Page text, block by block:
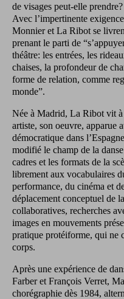
de visages peut-elle
Avec l’impertinente
Monnier et La Ribot se
prenant le parti de
théâtre: les entrées, les
chaises, la profondeur de
forme de relation, comme
monde”.
Née à Madrid, La Ribot vit à
artiste, son oeuvre, apparue
démocratique dans
modifié le champ de la
cadres et les formats de la
librement aux vocabulaires
performance, du cinéma et
déplacement conceptuel de
collaboratives, recherches
images en mouvements
pratique protéiforme, qui ne
corps.
Après une expérience de
Farber et François Verret,
chorégraphie dès 1984,